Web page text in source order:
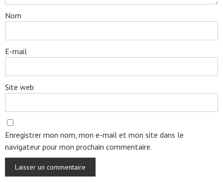
Nom
E-mail
Site web
Enregistrer mon nom, mon e-mail et mon site dans le
navigateur pour mon prochain commentaire.